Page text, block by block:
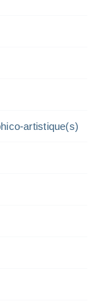
artistique(s)